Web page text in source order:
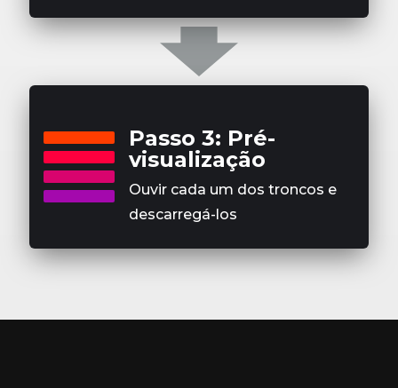
Passo 3: Pré-
visualização
Ouvir cada um dos troncos e
descarregá-los